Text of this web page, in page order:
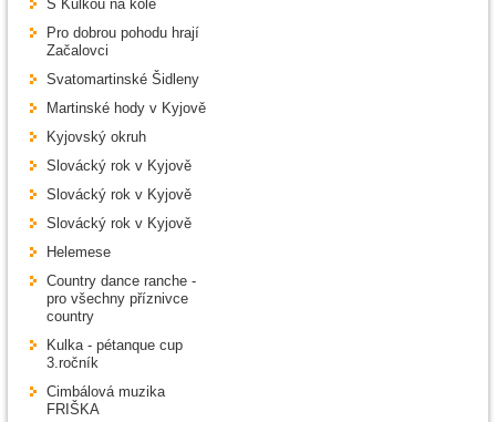
S Kulkou na kole
Pro dobrou pohodu hrají
Začalovci
Svatomartinské Šidleny
Martinské hody v Kyjově
Kyjovský okruh
Slovácký rok v Kyjově
Slovácký rok v Kyjově
Slovácký rok v Kyjově
Helemese
Country dance ranche -
pro všechny příznivce
country
Kulka - pétanque cup
3.ročník
Cimbálová muzika
FRIŠKA